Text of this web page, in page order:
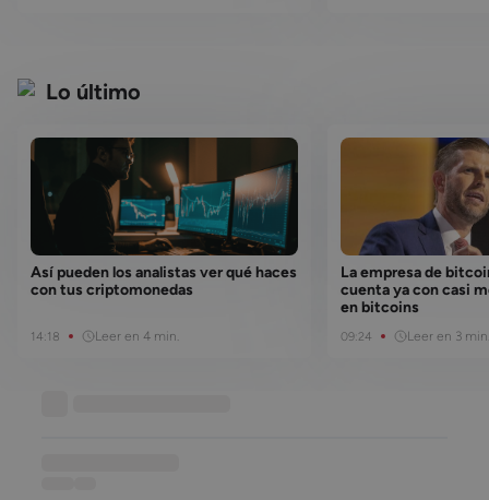
Lo último
Así pueden los analistas ver qué haces
con tus criptomonedas
14:18 Leer en 4 min.
La empresa de
cuenta ya con casi
en bitcoins
09:24 Leer en 3 min.